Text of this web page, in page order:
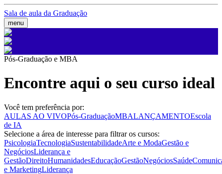
Sala de aula da Graduação
menu
Pós-Graduação e MBA
Encontre aqui o seu curso ideal
Você tem preferência por:
AULAS AO VIVOPós-GraduaçãoMBALANÇAMENTOEscola
de IA
Selecione a área de interesse para filtrar os cursos:
PsicologiaTecnologiaSustentabilidadeArte e ModaGestão e
NegóciosLiderança e
GestãoDireitoHumanidadesEducaçãoGestãoNegóciosSaúde
e MarketingLiderança